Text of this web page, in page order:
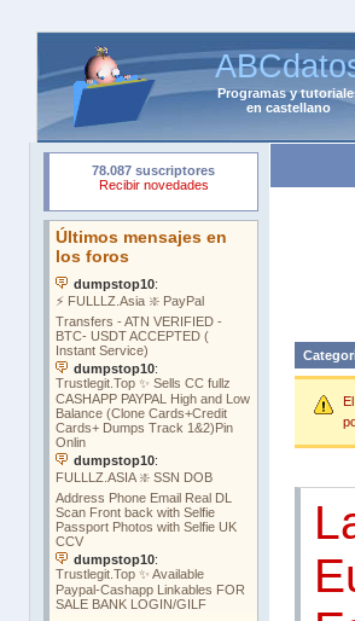
Programasy
en castellano